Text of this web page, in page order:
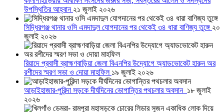
উপস্থিতির আহ্বান ২১ জুলাই ২০২৬
সিদ্ধিরগঞ্জ থানার ওসি এমদাদুল যোগদানের পর থেকেই ৩৪ ধারা বাণিজ্য তুঙ্গে ২০
জুলাই ২০২৬
রিয়াদে প্রবাসী ব্রাহ্মণবাড়িয়া জেলা বিএনপির উদ্যোগে অ্যাডভোকেট হারুন অর
রশীদের স্মরণ সভা ও দোয়া মাহফিল ১৯ জুলাই ২০২৬
আড়াইহাজার-পুরিন্দা সড়কে দীর্ঘদিনের ভোগান্তির পথচলার অবসান ১৮ জুলাই
২০২৬